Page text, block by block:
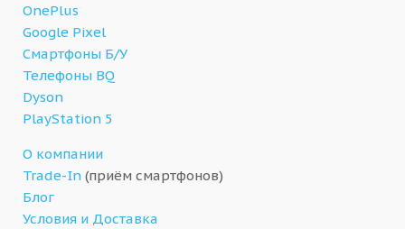
OnePlus
Google Pixel
Смартфоны Б/У
Телефоны BQ
Dyson
PlayStation 5
О компании
Trade-In (приём смартфонов)
Блог
Условия и Доставка